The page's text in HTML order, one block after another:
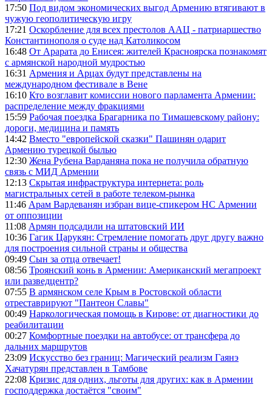
17:50 Под видом экономических выгод Армению втягивают в
чужую геополитическую игру
17:21 Оскорбление для всех престолов ААЦ - патриаршество
Константинополя о суде над Католикосом
16:48 От Арарата до Енисея: жителей Красноярска познакомят
с армянской народной мудростью
16:31 Армения и Арцах будут представлены на
международном фестивале в Вене
16:10 Кто возглавит комиссии нового парламента Армении:
распределение между фракциями
15:59 Рабочая поездка Брагарника по Тимашевскому району:
дороги, медицина и память
14:42 Вместо "европейской сказки" Пашинян одарит
Армению турецкой былью
12:30 Жена Рубена Варданяна пока не получила обратную
связь с МИД Армении
12:13 Скрытая инфраструктура интернета: роль
магистральных сетей в работе телеком-рынка
11:46 Арам Вардеванян избран вице-спикером НС Армении
от оппозиции
11:08 Армян подсадили на штатовский ИИ
10:36 Гагик Царукян: Стремление помогать друг другу важно
для построения сильной страны и общества
09:49 Сын за отца отвечает!
08:56 Троянский конь в Армении: Американский мегапроект
или разведцентр?
07:55 В армянском селе Крым в Ростовской области
отреставрируют "Пантеон Славы"
00:49 Наркологическая помощь в Кирове: от диагностики до
реабилитации
00:27 Комфортные поездки на автобусе: от трансфера до
дальних маршрутов
23:09 Искусство без границ: Магический реализм Гаянэ
Хачатурян представлен в Тамбове
22:08 Кризис для одних, льготы для других: как в Армении
господдержка достаётся "своим"